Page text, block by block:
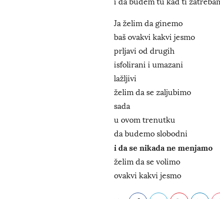
Ja želim da ginemo
baš ovakvi kakvi jesmo
prljavi od drugih
isfolirani i umazani
lažljivi
želim da se zaljubimo
sada
u ovom trenutku
da budemo slobodni
i da se nikada ne menjamo
želim da se volimo
ovakvi kakvi jesmo